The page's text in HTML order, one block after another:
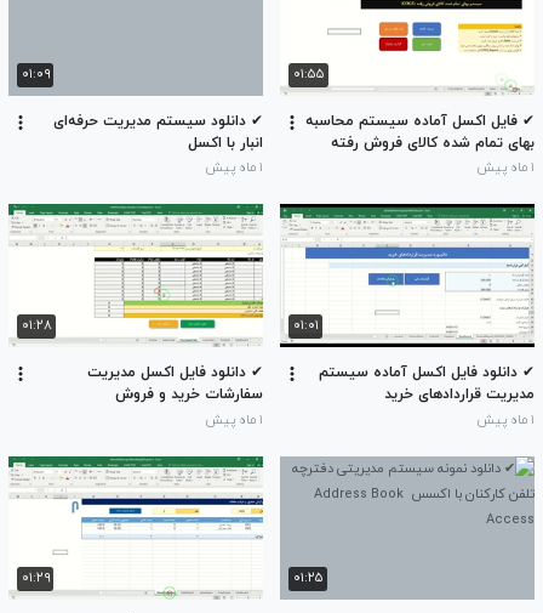
۰۱:۵۵
✔ فایل اکسل آماده سیستم محاسبه
بهای تمام شده کالای فروش رفته
(COGS) – روش میانگین موزون۱ ماه پیش
۰۱:۰۹
✔ دانلود سیستم مدیریت حرفه‌ای
انبار با اکسل
۱ ماه پیش
۰۱:۰۱
✔ دانلود فایل اکسل آماده سیستم
مدیریت قراردادهای خرید
۱ ماه پیش
۰۱:۲۸
✔ دانلود فایل اکسل مدیریت
سفارشات خرید و فروش
۱ ماه پیش
۰۱:۲۵ ۰۱:۲۹